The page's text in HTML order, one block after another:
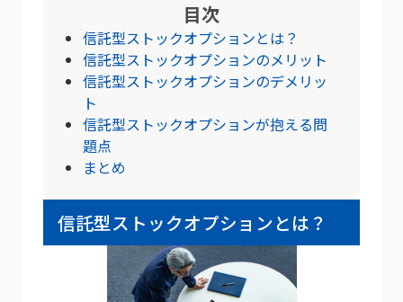
目次
信託型ストックオプションとは？
信託型ストックオプションのメリット
信託型ストックオプションのデメリッ
ト
信託型ストックオプションが抱える問
題点
まとめ
信託型ストックオプションとは？